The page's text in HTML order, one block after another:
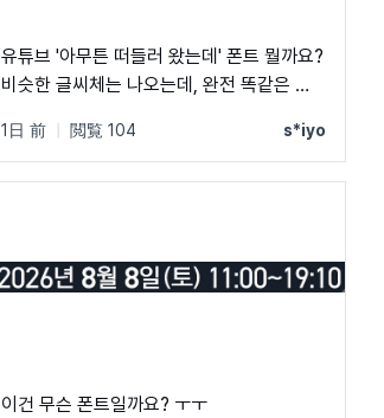
유튜브 '아무튼 떠들러 왔는데' 폰트 뭘까요?
비슷한 글씨체는 나오는데, 완전 똑같은 폰
1日 前 閲覧 104 s*iyo
이건 무슨 폰트일까요? ㅜㅜ